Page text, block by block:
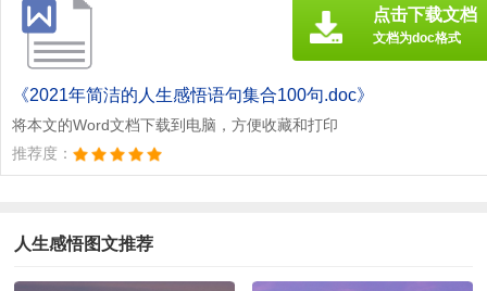
《2021年简洁的人生感悟语句集合100句.doc》
将本文的Word文档下载到电脑，方便收藏和打印
推荐度：
点击下载文档
文档为doc格式
人生感悟图文推荐